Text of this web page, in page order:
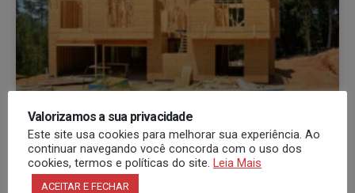
Métodos Construtivos: Conheça as
Vantagens e os Mais Utilizados no Brasil
Valorizamos a sua privacidade
Este site usa cookies para melhorar sua experiência. Ao
continuar navegando você concorda com o uso dos
cookies, termos e políticas do site. Leia Mais
ACEITAR E FECHAR